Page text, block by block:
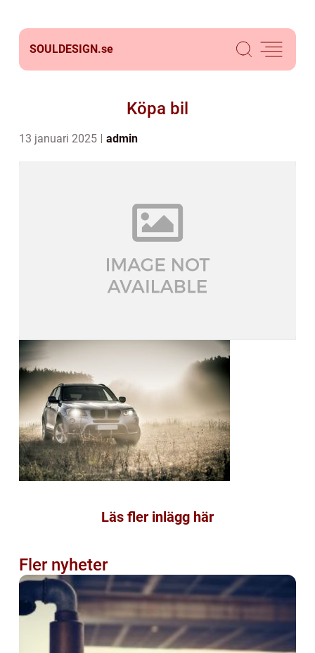
SOULDESIGN.se
Köpa bil
13 januari 2025 admin
Läs fler inlägg här
Fler nyheter